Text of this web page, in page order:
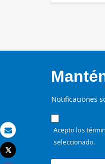
Correo electrónico
Imprimir
Tweet
Notificaciones
Acepto los
seleccionado.